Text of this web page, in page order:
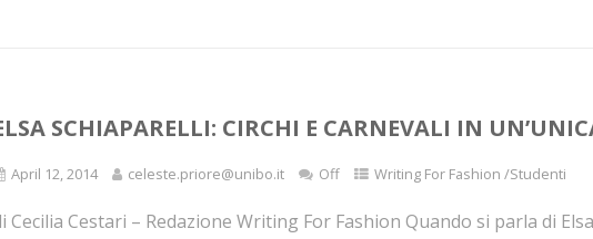
SCHIAPARELLI: CIRCHI E CARNEVALI IN
April 12, 2014 celeste.priore@unibo.it Off Writing For Fashion /Studenti
Cecilia Cestari – Redazione Writing For Fashion Quando si parla di